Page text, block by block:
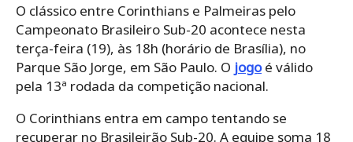
O clássico entre Corinthians e Palmeiras pelo
Campeonato Brasileiro Sub-20 acontece nesta
terça-feira (19), às 18h (horário de Brasília), no
Parque São Jorge, em São Paulo. O jogoé válido
pela 13ª rodada da competição nacional.
O Corinthians entra em campo tentando se
recuperar no Brasileirão Sub-20. A equipe soma 18